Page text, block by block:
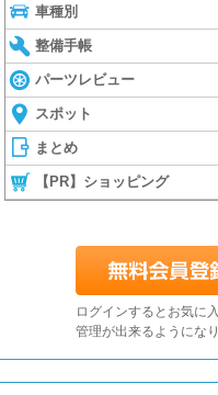
車種別
整備手帳
パーツレビュー
スポット
まとめ
【PR】ショッピング
ログインするとお気に
管理が出来るようにな